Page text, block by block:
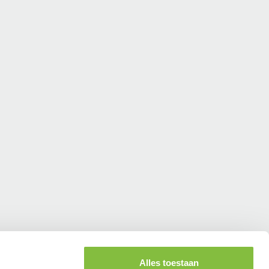
Alles toestaan